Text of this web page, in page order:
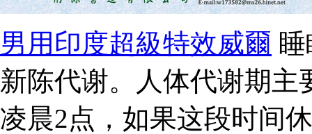
男用印度超級特效威爾
新陈代谢。人体代谢期主
凌晨2点，如果这段时间